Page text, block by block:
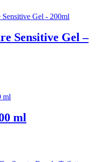
Sensitive Gel –
ml